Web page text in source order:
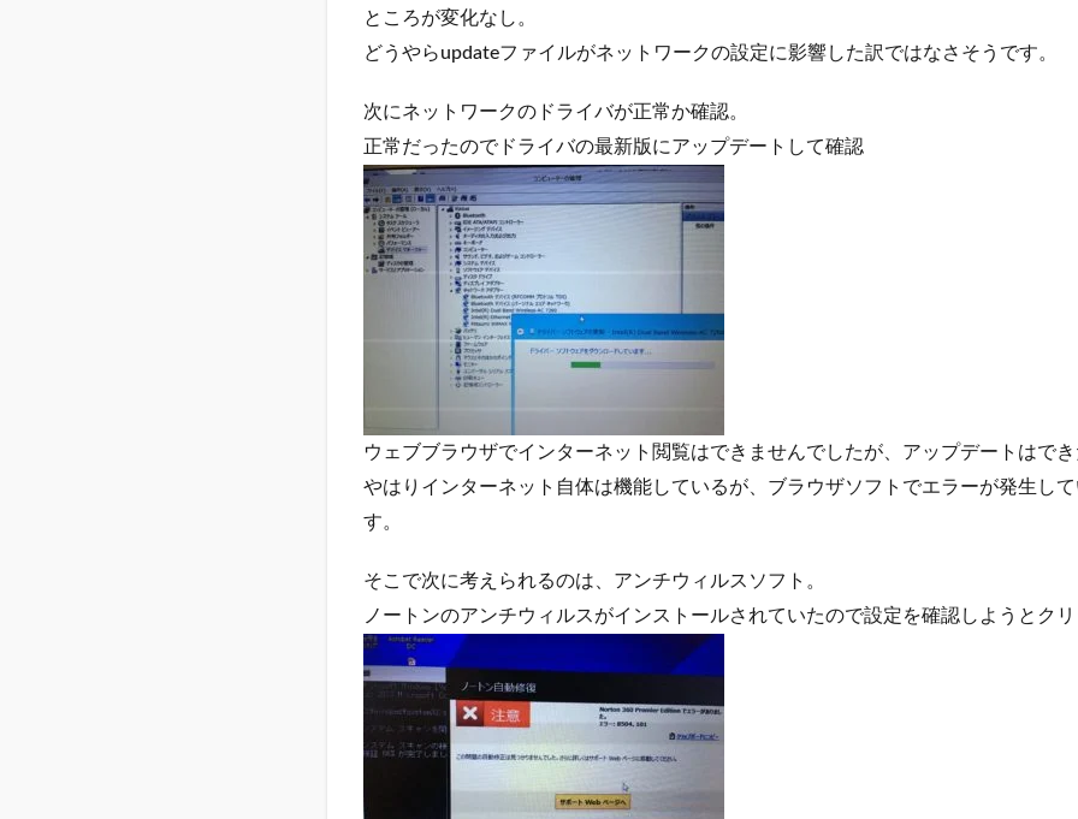
ところが変化なし。
どうやらupdateファイルがネットワークの設定に影響した訳ではなさそうです。
次にネットワークのドライバが正常か確認。
正常だったのでドライバの最新版にアップデートして確認
ウェブブラウザでインターネット閲覧はできませんでしたが、アップデートはでき
やはりインターネット自体は機能しているが、ブラウザソフトでエラーが発生し
す。
そこで次に考えられるのは、アンチウィルスソフト。
ノートンのアンチウィルスがインストールされていたので設定を確認しようとクリ